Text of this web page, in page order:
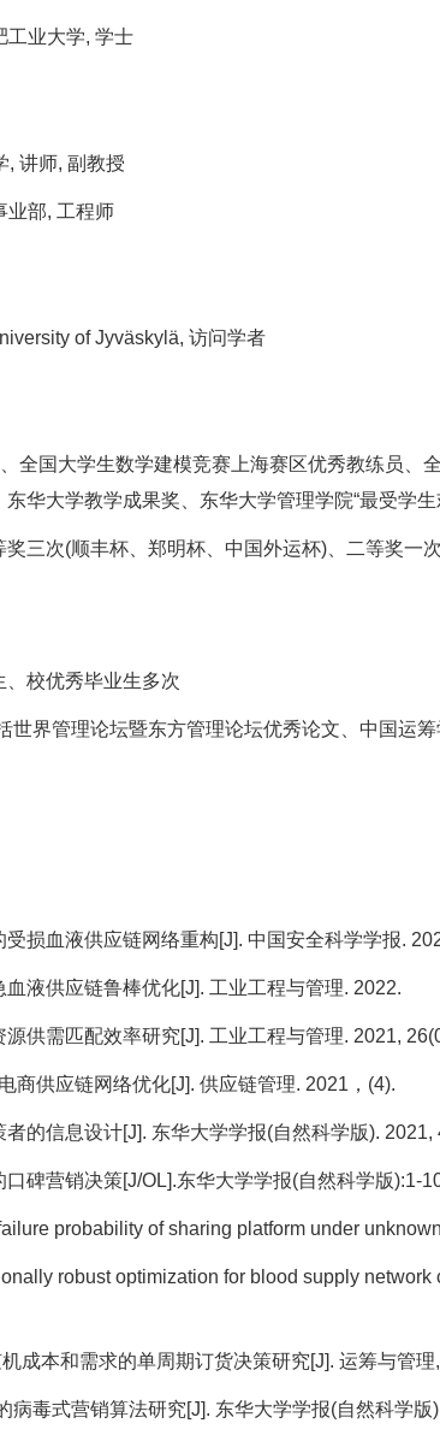
工业大学, 学士
讲师, 副教授
业部, 工程师
of Jyväskylä, 访问学者
全国大学生数学建模竞赛上海赛区优秀教练员
华大学教学成果奖、东华大学管理学院“最受学
三次(顺丰杯、郑明杯、中国外运杯)、二等奖一
校优秀毕业生多次
世界管理论坛暨东方管理论坛优秀论文、中国运
损血液供应链网络重构[J]. 中国安全科学学报.
液供应链鲁棒优化[J]. 工业工程与管理. 2022.
供需匹配效率研究[J]. 工业工程与管理. 2021,
商供应链网络优化[J]. 供应链管理. 2021，(4).
的信息设计[J]. 东华大学学报(自然科学版). 2021,
碑营销决策[J/OL].东华大学学报(自然科学版):1-
probability of sharing platform under
robust optimization for blood supply
成本和需求的单周期订货决策研究[J]. 运筹与管
病毒式营销算法研究[J]. 东华大学学报(自然科学版